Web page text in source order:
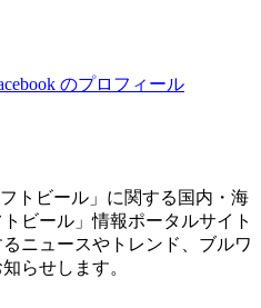
トビール」に関する国内・海
ビール」情報ポータルサイト
ニュースやトレンド、ブルワ
らせします。